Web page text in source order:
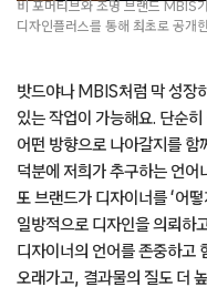
비 포머티브와 조명 브랜드 MBIS
디자인플러스를 통해 최초로 공
밧드야나 MBIS처럼 막 성장
있는 작업이 가능해요. 단순
어떤 방향으로 나아갈지를 함
덕분에 저희가 추구하는 언어
또 브랜드가 디자이너를 ‘어
일방적으로 디자인을 의뢰하
디자이너의 언어를 존중하고
오래가고, 결과물의 질도 더